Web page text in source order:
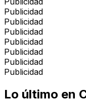
Publicidad
Publicidad
Publicidad
Publicidad
Publicidad
Publicidad
Publicidad
Lo último en